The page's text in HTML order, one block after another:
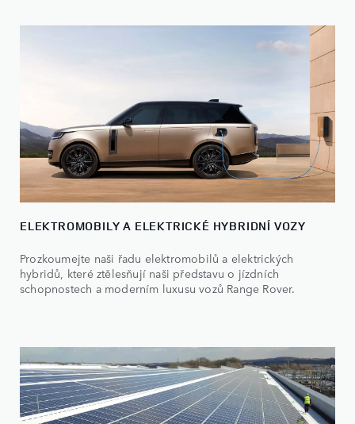
ELEKTROMOBILY A ELEKTRICKÉ HYBRIDNÍ VOZY
Prozkoumejte naši řadu elektromobilů a elektrických
hybridů, které ztělesňují naši představu o jízdních
schopnostech a moderním luxusu vozů Range Rover.